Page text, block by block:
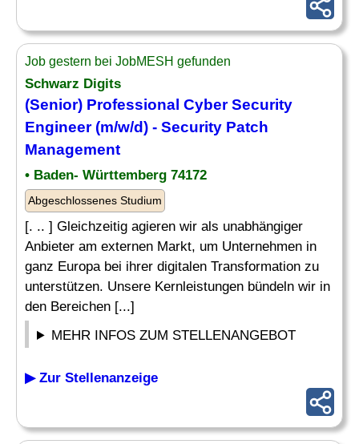
Job gestern bei JobMESH gefunden
Schwarz Digits
(Senior) Professional Cyber Security
Engineer (m/w/d) - Security Patch
Management
• Baden- Württemberg 74172
Abgeschlossenes Studium
[. .. ] Gleichzeitig agieren wir als unabhängiger
Anbieter am externen Markt, um Unternehmen in
ganz Europa bei ihrer digitalen Transformation zu
unterstützen. Unsere Kernleistungen bündeln wir in
den Bereichen [...]
MEHR INFOS ZUM STELLENANGEBOT
▶ Zur Stellenanzeige